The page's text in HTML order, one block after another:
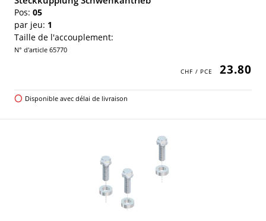
Pos: 05
par jeu: 1
Taille de l'accouplement:
N° d'article 65770
23.80
Disponible avec délai de livraison